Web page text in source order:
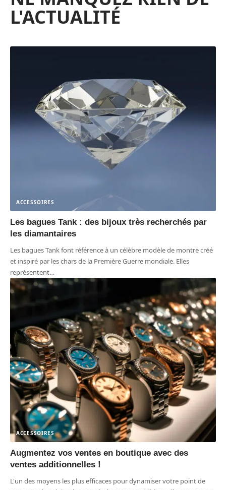
L'ACTUALITÉ
ACCESSOIRES
Les bagues Tank : des bijoux très recherchés par
les diamantaires
Les bagues Tank font référence à un célèbre modèle de montre créé
et inspiré par les chars de la Première Guerre mondiale. Elles
représentent…
ACCESSOIRES
Augmentez vos ventes en boutique avec des
ventes additionnelles !
L'un des moyens les plus efficaces pour dynamiser votre point de